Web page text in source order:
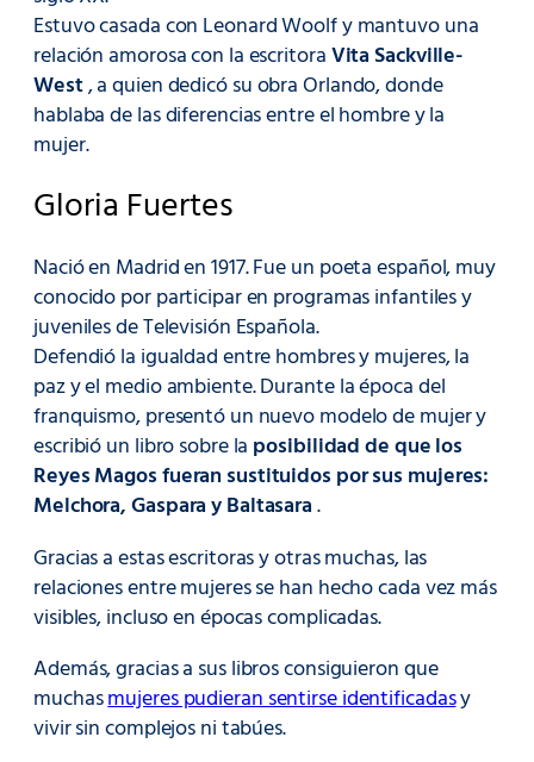
Estuvo casada con Leonard Woolf y mantuvo una
relación amorosa con la escritoraVita Sackville-
West, a quien dedicó su obra Orlando, donde
hablaba de las diferencias entre el hombre y la
mujer.
Gloria Fuertes
Nació en Madrid en 1917. Fue un poeta español, muy
conocido por participar en programas infantiles y
juveniles de Televisión Española.
Defendió la igualdad entre hombres y mujeres, la
paz y el medio ambiente. Durante la época del
franquismo, presentó un nuevo modelo de mujer y
escribió un libro sobre la posibilidad de que los
Reyes Magos fueran sustituidos por sus mujeres:
Melchora, Gaspara y Baltasara.
Gracias a estas escritoras y otras muchas, las
relaciones entre mujeres se han hecho cada vez más
visibles, incluso en épocas complicadas.
Además, gracias a sus libros consiguieron que
muchasmujeres pudieran sentirse identificadasy
vivir sin complejos ni tabúes.